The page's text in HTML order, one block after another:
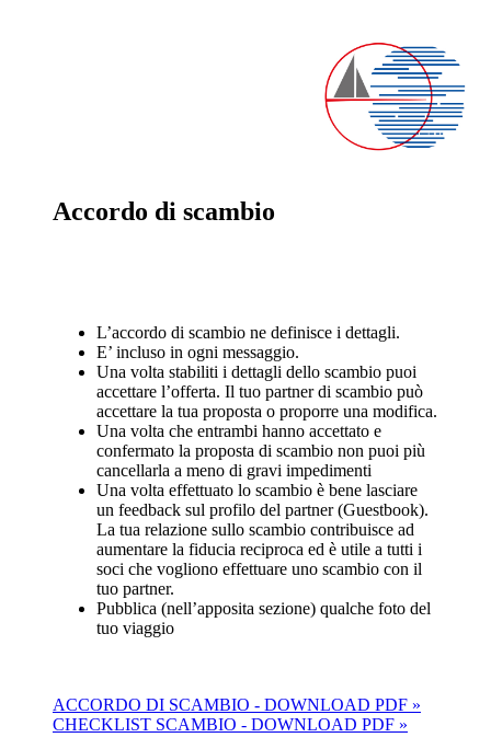
Accordo di scambio
L’accordo di scambio ne definisce i dettagli.
E’ incluso in ogni messaggio.
Una volta stabiliti i dettagli dello scambio puoi
accettare l’offerta. Il tuo partner di scambio può
accettare la tua proposta o proporre una modifica.
Una volta che entrambi hanno accettato e
confermato la proposta di scambio non puoi più
cancellarla a meno di gravi impedimenti
Una volta effettuato lo scambio è bene lasciare
un feedback sul profilo del partner (Guestbook).
La tua relazione sullo scambio contribuisce ad
aumentare la fiducia reciproca ed è utile a tutti i
soci che vogliono effettuare uno scambio con il
tuo partner.
Pubblica (nell’apposita sezione) qualche foto del
tuo viaggio
ACCORDO DI SCAMBIO - DOWNLOAD PDF »
CHECKLIST SCAMBIO - DOWNLOAD PDF »